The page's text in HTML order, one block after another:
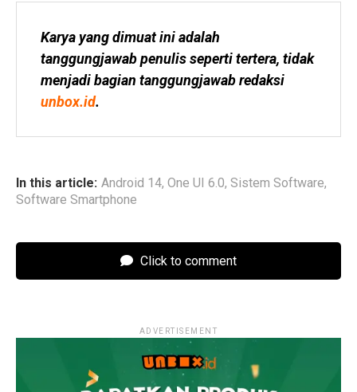
Karya yang dimuat ini adalah
tanggungjawab penulis seperti tertera, tidak
unbox.id.
In this article: Android 14, One UI 6.0, Sistem Software,
Software Smartphone
Click to comment
ADVERTISEMENT